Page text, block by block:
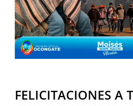
FELICITACIONES A